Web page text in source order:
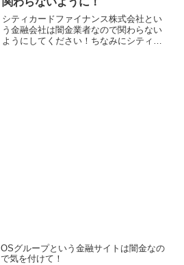
シティカードファイナンス株式会社とい
う金融会社は闇金業者なので関わらない
ようにしてください！ちなみにシティカ
OSグループという金融サイトは闇金なの
で気を付けて！